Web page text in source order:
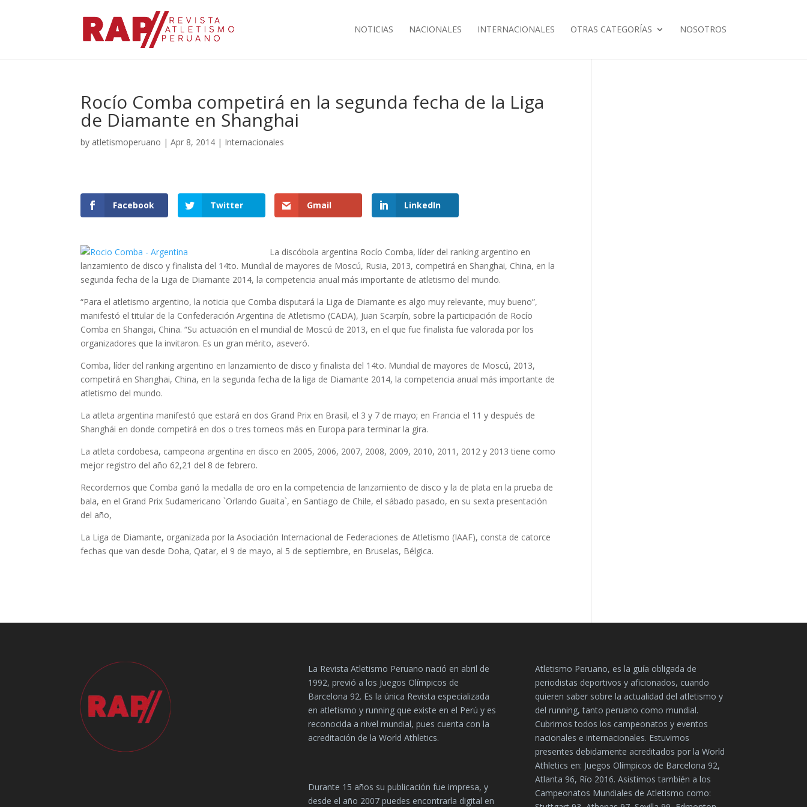
NOTICIAS NACIONALES INTERNACIONALES OTRAS CATEGORÍAS NOSOTROS
Rocío Comba competirá en la segunda fecha de la Liga
de Diamante en Shanghai
by atletismoperuano |Apr 8, 2014 | Internacionales
Facebook Twitter Gmail LinkedIn
La discóbola argentina Rocío Comba, líder del ranking argentino en
lanzamiento de disco y finalista del 14to. Mundial de mayores de Moscú, Rusia, 2013, competirá en Shanghai, China, en la
segunda fecha de la Liga de Diamante 2014, la competencia anual más importante de atletismo del mundo.
“Para el atletismo argentino, la noticia que Comba disputará la Liga de Diamante es algo muy relevante, muy bueno”,
manifestó el titular de la Confederación Argentina de Atletismo (CADA), Juan Scarpín, sobre la participación de Rocío
Comba en Shangai, China. “Su actuación en el mundial de Moscú de 2013, en el que fue finalista fue valorada por los
organizadores que la invitaron. Es un gran mérito, aseveró.
Comba, líder del ranking argentino en lanzamiento de disco y finalista del 14to. Mundial de mayores de Moscú, 2013,
competirá en Shanghai, China, en la segunda fecha de la liga de Diamante 2014, la competencia anual más importante de
atletismo del mundo.
La atleta argentina manifestó que estará en dos Grand Prix en Brasil, el 3 y 7 de mayo; en Francia el 11 y después de
Shanghái en donde competirá en dos o tres torneos más en Europa para terminar la gira.
La atleta cordobesa, campeona argentina en disco en 2005, 2006, 2007, 2008, 2009, 2010, 2011, 2012 y 2013 tiene como
mejor registro del año 62,21 del 8 de febrero.
Recordemos que Comba ganó la medalla de oro en la competencia de lanzamiento de disco y la de plata en la prueba de
bala, en el Grand Prix Sudamericano `Orlando Guaita`, en Santiago de Chile, el sábado pasado, en su sexta presentación
del año,
La Liga de Diamante, organizada por la Asociación Internacional de Federaciones de Atletismo (IAAF), consta de catorce
fechas que van desde Doha, Qatar, el 9 de mayo, al 5 de septiembre, en Bruselas, Bélgica.
La Revista Atletismo Peruano nació en abril de
1992, previó a los Juegos Olímpicos de
Barcelona 92. Es la única Revista especializada
en atletismo y running que existe en el Perú y es
reconocida a nivel mundial, pues cuenta con la
acreditación de la World Athletics.
Durante 15 años su publicación fue impresa, y
desde el año 2007 puedes encontrarla digital en
Atletismo Peruano, es la guía obligada de
periodistas deportivos y aficionados, cuando
quieren saber sobre la actualidad del atletismo y
del running, tanto peruano como mundial.
Cubrimos todos los campeonatos y eventos
nacionales e internacionales. Estuvimos
presentes debidamente acreditados por la World
Athletics en: Juegos Olímpicos de Barcelona 92,
Atlanta 96, Río 2016. Asistimos también a los
Campeonatos Mundiales de Atletismo como: